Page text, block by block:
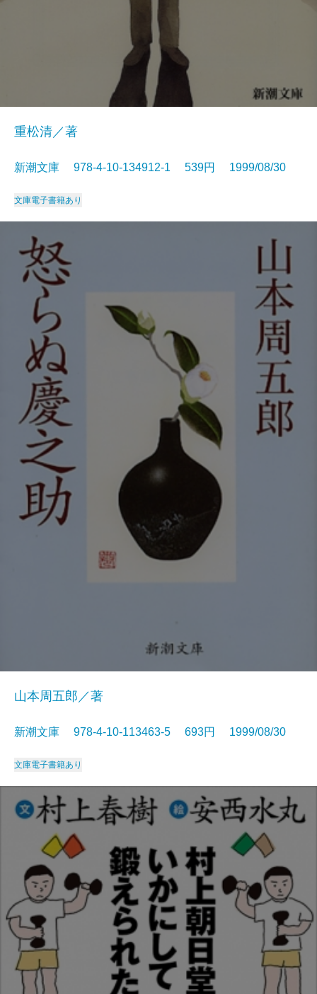
重松清／著
新潮文庫 978-4-10-134912-1 539円 1999/08/30
文庫電子書籍あり
山本周五郎／著
新潮文庫 978-4-10-113463-5 693円 1999/08/30
文庫電子書籍あり